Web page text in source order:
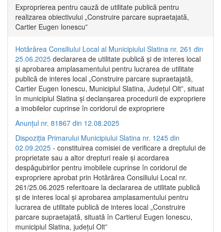
Exproprierea pentru cauză de utilitate publică pentru
realizarea obiectivului „Construire parcare supraetajată,
Cartier Eugen Ionescu”
Hotărârea Consiliului Local al Municipiului Slatina nr. 261 din
25.06.2025 declararea de utilitate publică și de interes local
și aprobarea amplasamentului pentru lucrarea de utilitate
publică de interes local „Construire parcare supraetajată,
Cartier Eugen Ionescu, Municipiul Slatina, Județul Olt”, situat
în municipiul Slatina și declanșarea procedurii de expropriere
a imobilelor cuprinse în coridorul de expropriere
Anunțul nr. 81867 din 12.08.2025
Dispoziția Primarului Municipiului Slatina nr. 1245 din
02.09.2025 - constituirea comisiei de verificare a dreptului de
proprietate sau a altor drepturi reale și acordarea
despăgubirilor pentru imobilele cuprinse în coridorul de
expropriere aprobat prin Hotărârea Consiliului Local nr.
261/25.06.2025 referitoare la declararea de utilitate publică
și de interes local și aprobarea amplasamentului pentru
lucrarea de utilitate publică de interes local „Construire
parcare supraetajată, situată în Cartierul Eugen Ionescu,
municipiul Slatina, județul Olt”